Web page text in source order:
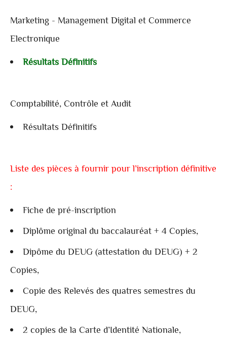
Marketing - Management Digital et Commerce
Electronique
Résultats Définitifs
Comptabilité, Contrôle et Audit
Résultats Définitifs
Liste des pièces à fournir pour l’inscription définitive
:
Fiche de pré-inscription
Diplôme original du baccalauréat + 4 Copies,
Dipôme du DEUG (attestation du DEUG) + 2
Copies,
Copie des Relevés des quatres semestres du
DEUG,
2 copies de la Carte d’Identité Nationale,